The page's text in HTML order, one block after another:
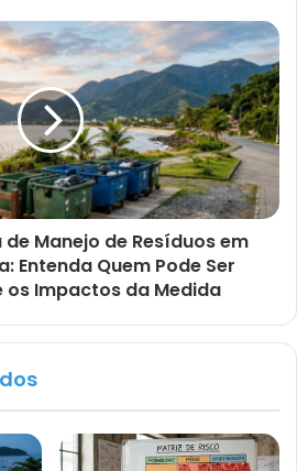
Manejo de Resíduos em
Entenda Quem Pode Ser
os Impactos da Medida